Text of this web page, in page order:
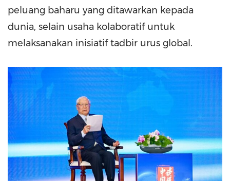
peluang baharu yang ditawarkan kepada
dunia, selain usaha kolaboratif untuk
melaksanakan inisiatif tadbir urus global.